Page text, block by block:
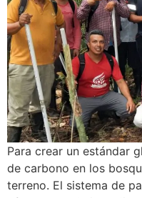
Para crear un estándar
de carbono en los
terreno. El sistema de